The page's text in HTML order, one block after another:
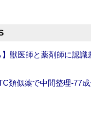
】獣医師と薬剤師に認
類似薬で中間整理‐77